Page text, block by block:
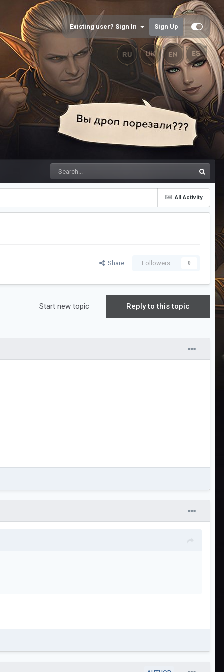
Existing user? Sign In Sign Up
All Activity
Share Followers 0
Reply to this topic
Start new topic